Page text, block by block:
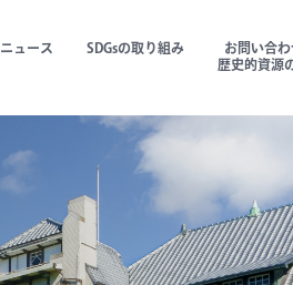
ニュース SDGsの取り組み
お問い合
歴史的資源